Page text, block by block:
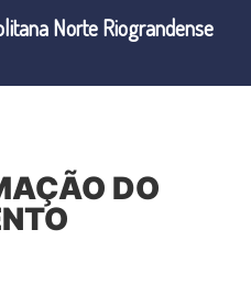
DO
Norte Riograndense